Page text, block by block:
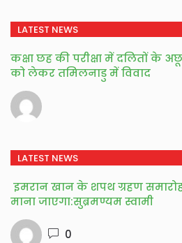
LATEST NEWS
कक्षा छह की परीक्षा में दलितों के
को लेकर तमिलनाडु में विवाद
LATEST NEWS
इमरान खान के शपथ ग्रहण समारोह
माना जाएगा:सुब्रमण्यम स्वामी
0